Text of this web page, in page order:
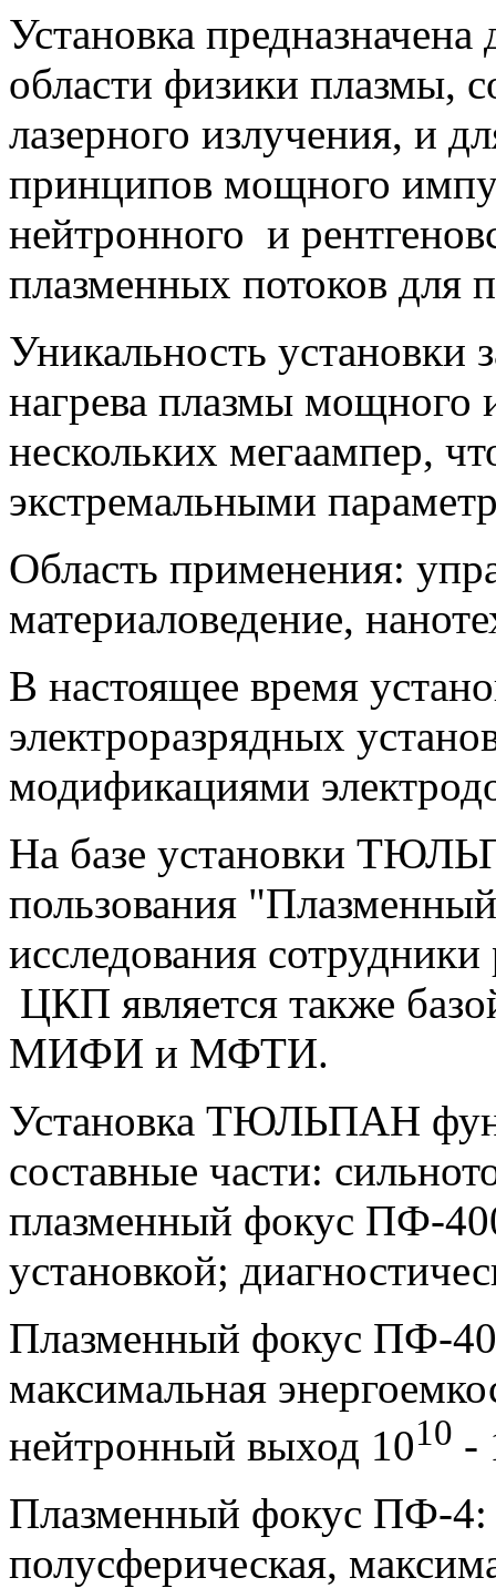
Установка
области физики плазмы,
лазерного излучения, и
принципов мощного
нейтронного и
плазменных потоков для
Уникальность установки
нагрева плазмы мощного
нескольких мегаампер,
экстремальными
Область применения:
материаловедение,
В настоящее время
электроразрядных
модификациями
На базе установки
пользования
исследования
ЦКП является также
МИФИ и МФТИ.
Установка ТЮЛЬПАН
составные части:
плазменный фокус ПФ-
установкой;
Плазменный фокус ПФ-
максимальная
нейтронный выход 1010 -
Плазменный фокус ПФ-4:
полусферическая,